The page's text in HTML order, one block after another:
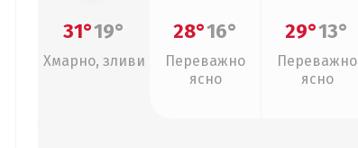
31°19°
Хмарно, зливи
28°16°
Переважно
ясно
29°13°
Переважно
ясно